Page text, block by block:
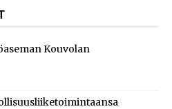
Kouvolan